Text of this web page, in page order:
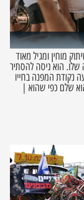
עם שיתוק מוחין ומגיל מאוד
הוא ניסה להסתיר
נקודת המפנה בחייו
שלם כפי שהוא |